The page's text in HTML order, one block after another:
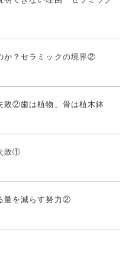
か？セラミックの境界②
敗②歯は植物、骨は植木鉢
敗①
量を減らす努力②